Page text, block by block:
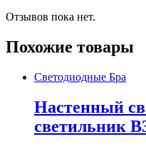
Отзывов пока нет.
Похожие товары
Светодиодные Бра
Настенный
светильник